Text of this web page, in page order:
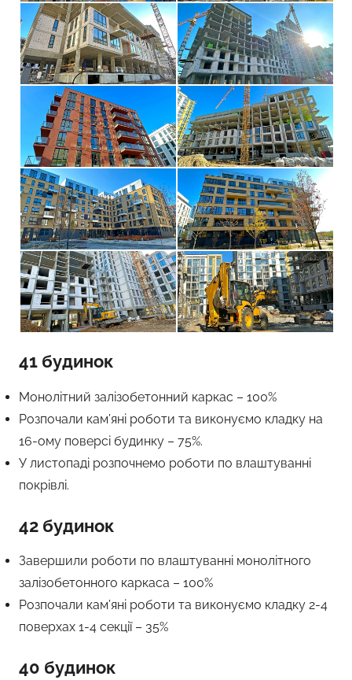
41 будинок
Монолітний залізобетонний каркас – 100%
Розпочали кам’яні роботи та виконуємо кладку на
16-ому поверсі будинку – 75%.
У листопаді розпочнемо роботи по влаштуванні
покрівлі.
42 будинок
Завершили роботи по влаштуванні монолітного
залізобетонного каркаса – 100%
Розпочали кам’яні роботи та виконуємо кладку 2-4
поверхах 1-4 секції – 35%
40 будинок